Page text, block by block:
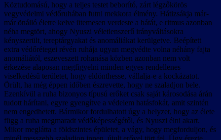
Köztudomású, hogy a teljes testet beborító, zárt légzőkörös
vegyvédelmi védőruhában futni mekkora élmény. Hátizsákja már-
már önálló életre kelve ütemesen verdeste a hátát, e ritmus azonban
néha megtört, ahogy Nyuszi véletlenszerű irányváltásokra
kényszerült, tereptárgyakat és anomáliákat kerülgetve. Beépített
extra védőrétegei révén ruhája ugyan megvédte volna néhány fajta
anomáliától, eszeveszett rohanása közben azonban nem volt
érkezése alaposan megfigyelni minden egyes rendellenes
viselkedésű területet, hogy eldönthesse, vállalja-e a kockázatot.
Örült, ha még éppen időben észrevette, hogy ne szaladjon bele.
Ezenkívül a ruha bizonyos típusú erőket csak saját károsodása árán
tudott hárítani, egyre gyengítve a védelem hatásfokát, amit szintén
nem engedhetett. Bármikor fordulhatott úgy a helyzet, hogy az élete
függ a ruha megmaradt védőképességétől, és Nyuszi élni akart.
Mikor meglátta a földszintes épületet, a vágy, hogy megforduljon, és